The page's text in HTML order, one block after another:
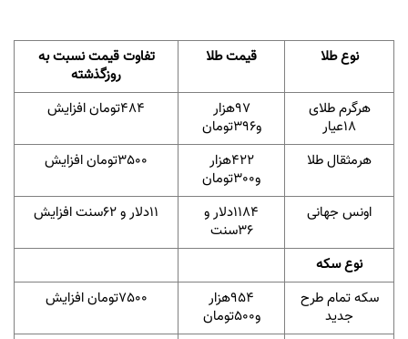
نوع طلا قیمت طلا
تفاوت قیمت نسبت به
روزگذشته
هرگرم‌ طلای
18عیار
97هزار
و396تومان
484تومان افزایش
هرمثقال طلا
422هزار
و300تومان
3500تومان افزایش
اونس جهانی
1184دلار و
36سنت
11دلار و 62سنت افزایش
نوع سکه
سکه‌ تمام‌ طرح‌
جدید
954هزار
و500تومان
7500تومان افزایش